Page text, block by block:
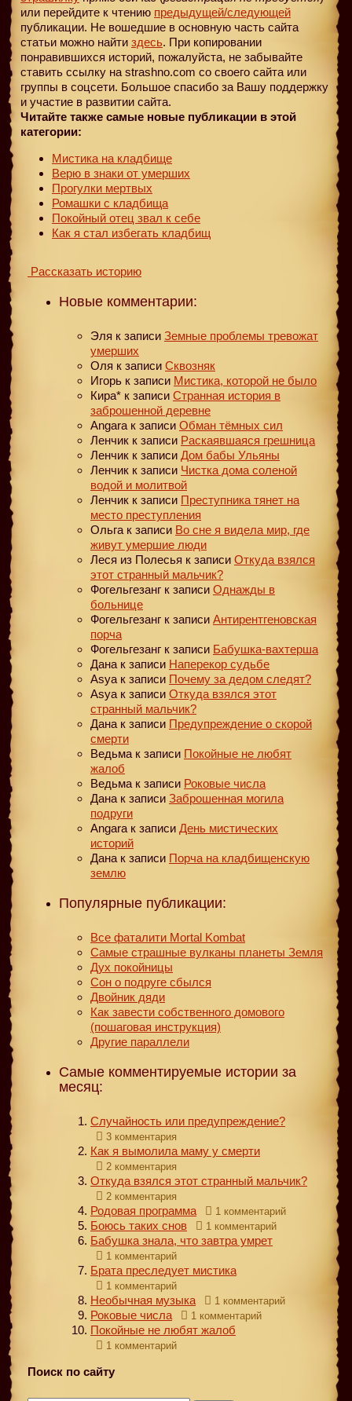
или перейдите к чтению предыдущей/следующей
публикации. Не вошедшие в основную часть сайта
статьи можно найти здесь. При копировании
понравившихся историй, пожалуйста, не забывайте
ставить ссылку на strashno.com со своего сайта или
группы в соцсети. Большое спасибо за Вашу поддержку
и участие в развитии сайта.
Читайте также самые новые публикации в этой
категории:
Мистика на кладбище
Верю в знаки от умерших
Прогулки мертвых
Ромашки с кладбища
Покойный отец звал к себе
Как я стал избегать кладбищ
Рассказать историю
Новые комментарии:
Эля к записи Земные проблемы тревожат
умерших
Оля к записи Сквозняк
Игорь к записи Мистика, которой не было
Кира* к записи Странная история в
заброшенной деревне
Angara к записи Обман тёмных сил
Ленчик к записи Раскаявшаяся грешница
Ленчик к записи Дом бабы Ульяны
Ленчик к записи Чистка дома соленой
водой и молитвой
Ленчик к записи Преступника тянет на
место преступления
Ольга к записи Во сне я видела мир, где
живут умершие люди
Леся из Полесья к записи Откуда взялся
этот странный мальчик?
Фогельгезанг к записи Однажды в
больнице
Фогельгезанг к записи Антирентгеновская
порча
Фогельгезанг к записи Бабушка-вахтерша
Дана к записи Наперекор судьбе
Asya к записи Почему за дедом следят?
Asya к записи Откуда взялся этот
странный мальчик?
Дана к записи Предупреждение о скорой
смерти
Ведьма к записи Покойные не любят
жалоб
Ведьма к записи Роковые числа
Дана к записи Заброшенная могила
подруги
Angara к записи День мистических
историй
Дана к записи Порча на кладбищенскую
землю
Популярные публикации:
Все фаталити Mortal Kombat
Самые страшные вулканы планеты Земля
Дух покойницы
Сон о подруге сбылся
Двойник дяди
Как завести собственного домового
(пошаговая инструкция)
Другие параллели
Самые комментируемые истории за
месяц:
Случайность или предупреждение?
3 комментария
Как я вымолила маму у смерти
2 комментария
Откуда взялся этот странный мальчик?
2 комментария
Родовая программа 1 комментарий
Боюсь таких снов 1 комментарий
Бабушка знала, что завтра умрет
1 комментарий
Брата преследует мистика
1 комментарий
Необычная музыка 1 комментарий
Роковые числа 1 комментарий
Покойные не любят жалоб
1 комментарий
Поиск по сайту